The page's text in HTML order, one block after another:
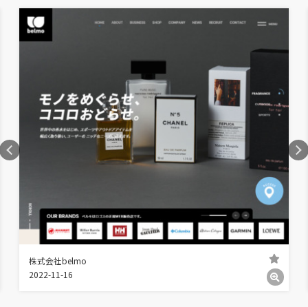
株式会社belmo
2022-11-16